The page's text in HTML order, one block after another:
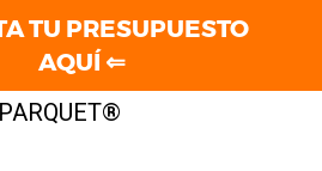
TU PRESUPUESTO
AQUÍ ⇐